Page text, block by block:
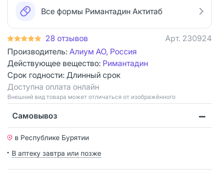
Все формы Римантадин Актитаб
28 отзывов Арт. 230924
Производитель: Алиум АО, Россия
Действующее вещество: Римантадин
Срок годности: Длинный срок
Доступна оплата онлайн
Bнешний вид товара может отличаться от изображённого
Самовывоз
в Республике Бурятии
В аптеку завтра или позже